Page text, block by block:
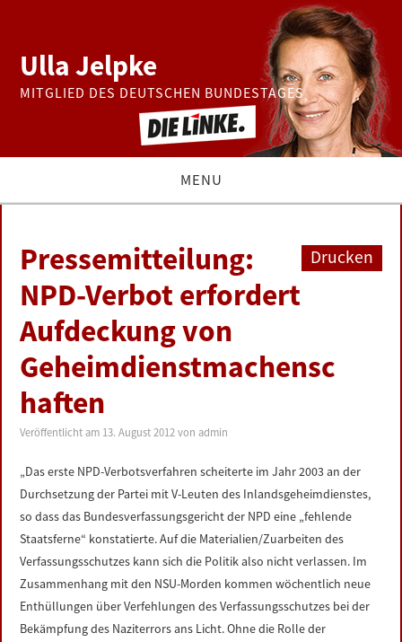
Ulla Jelpke
MITGLIED DES DEUTSCHEN BUNDESTAGES
MENU
BUNDESTAG
PRESSE
ZUR PERSON
LINKS
DATENSCHUTZERKLÄRUNG
IMPRESSUM
Drucken
Pressemitteilung:
NPD-Verbot erfordert
Aufdeckung von
Geheimdienstmachensc
haften
Veröffentlicht am 13. August 2012 vonadmin
„Das erste NPD-Verbotsverfahren scheiterte im Jahr 2003 an der
Durchsetzung der Partei mit V-Leuten des Inlandsgeheimdienstes,
so dass das Bundesverfassungsgericht der NPD eine „fehlende
Staatsferne“ konstatierte. Auf die Materialien/Zuarbeiten des
Verfassungsschutzes kann sich die Politik also nicht verlassen. Im
Zusammenhang mit den NSU-Morden kommen wöchentlich neue
Enthüllungen über Verfehlungen des Verfassungsschutzes bei der
Bekämpfung des Naziterrors ans Licht. Ohne die Rolle der